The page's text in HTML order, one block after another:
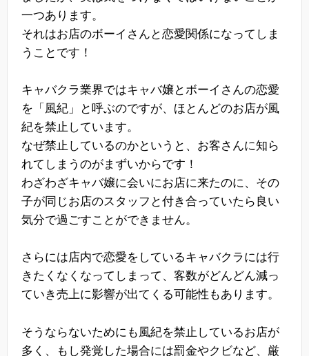
一つあります。
それはお店のボーイさんと恋愛関係になってしま
うことです！
キャバクラ業界ではキャバ嬢とボーイさんの恋愛
を「風紀」と呼ぶのですが、ほとんどのお店が風
紀を禁止しています。
なぜ禁止しているのかというと、お客さんに知ら
れてしまうのがまずいからです！
わざわざキャバ嬢に会いにお店に来たのに、その
子が同じお店のスタッフと付き合っていたら良い
気分で過ごすことができません。
さらには店内で恋愛をしているキャバクラには行
きたくなくなってしまって、客数がどんどん減っ
ていき売上に影響が出てくる可能性もあります。
そうならないためにも風紀を禁止しているお店が
多く、もし発覚した場合には罰金やクビなど、厳